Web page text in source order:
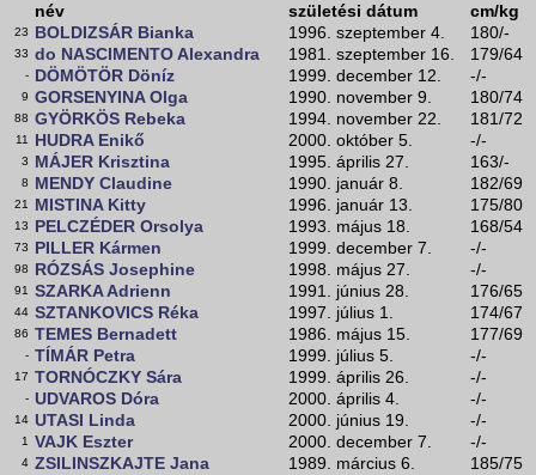
név születési dátum cm/kg
23 BOLDIZSÁR Bianka 1996. szeptember 4. 180/-
33 do NASCIMENTO Alexandra 1981. szeptember 16. 179/64
- DÖMÖTÖR Döníz 1999. december 12. -/-
9 GORSENYINA Olga 1990. november 9. 180/74
88 GYÖRKÖS Rebeka 1994. november 22. 181/72
11 HUDRA Enikő 2000. október 5. -/-
3 MÁJER Krisztina 1995. április 27. 163/-
8 MENDY Claudine 1990. január 8. 182/69
21 MISTINA Kitty 1996. január 13. 175/80
13 PELCZÉDER Orsolya 1993. május 18. 168/54
73 PILLER Kármen 1999. december 7. -/-
98 RÓZSÁS Josephine 1998. május 27. -/-
91 SZARKA Adrienn 1991. június 28. 176/65
44 SZTANKOVICS Réka 1997. július 1. 174/67
86 TEMES Bernadett 1986. május 15. 177/69
- TÍMÁR Petra 1999. július 5. -/-
17 TORNÓCZKY Sára 1999. április 26. -/-
- UDVAROS Dóra 2000. április 4. -/-
14 UTASI Linda 2000. június 19. -/-
1 VAJK Eszter 2000. december 7. -/-
4 ZSILINSZKAJTE Jana 1989. március 6. 185/75